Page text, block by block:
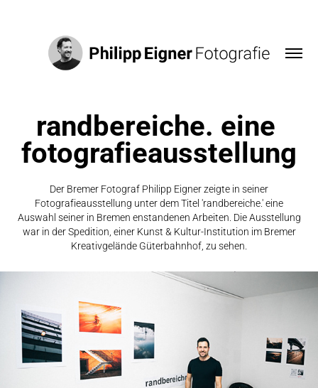
randbereiche. eine
fotografieausstellung
Der Bremer Fotograf Philipp Eigner zeigte in seiner
Fotografieausstellung unter dem Titel 'randbereiche.' eine
Auswahl seiner in Bremen enstandenen Arbeiten. Die Ausstellung
war in der Spedition, einer Kunst & Kultur-Institution im Bremer
Kreativgelände Güterbahnhof, zu sehen.